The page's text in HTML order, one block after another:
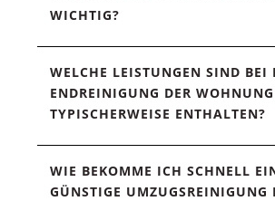
WICHTIG?
WELCHE LEISTUNGEN SIND BEI
ENDREINIGUNG DER WOHNUNG
TYPISCHERWEISE ENTHALTEN?
WIE BEKOMME ICH SCHNELL
GÜNSTIGE UMZUGSREINIGUNG